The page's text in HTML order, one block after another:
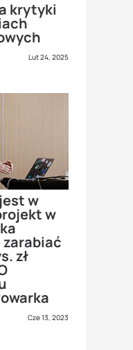
krytyki
Lut 24, 2025
w
w
zarabiać
zł
Cze 13, 2023